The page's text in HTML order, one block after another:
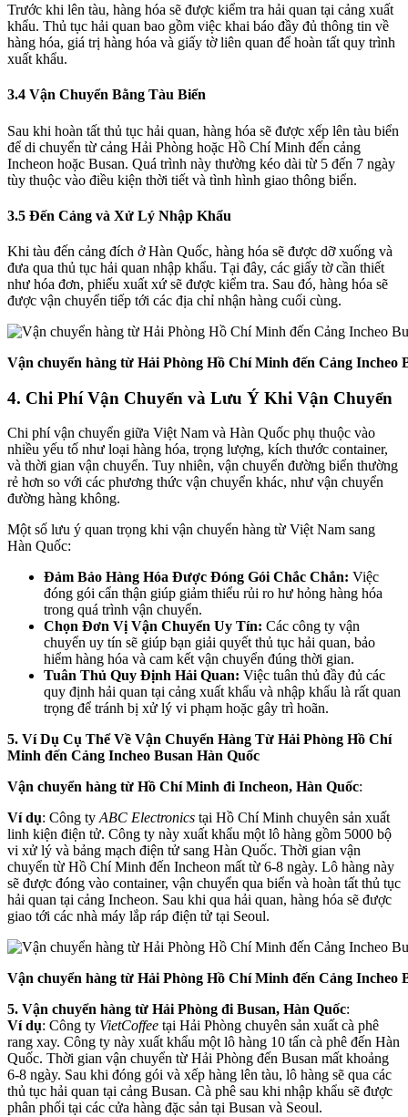
Trước khi lên tàu, hàng hóa sẽ được kiểm tra hải quan tại cảng xuất
khẩu. Thủ tục hải quan bao gồm việc khai báo đầy đủ thông tin về
hàng hóa, giá trị hàng hóa và giấy tờ liên quan để hoàn tất quy trình
xuất khẩu.
3.4 Vận Chuyển Bằng Tàu Biển
Sau khi hoàn tất thủ tục hải quan, hàng hóa sẽ được xếp lên tàu biển
để di chuyển từ cảng Hải Phòng hoặc Hồ Chí Minh đến cảng
Incheon hoặc Busan. Quá trình này thường kéo dài từ 5 đến 7 ngày
tùy thuộc vào điều kiện thời tiết và tình hình giao thông biển.
3.5 Đến Cảng và Xử Lý Nhập Khẩu
Khi tàu đến cảng đích ở Hàn Quốc, hàng hóa sẽ được dỡ xuống và
đưa qua thủ tục hải quan nhập khẩu. Tại đây, các giấy tờ cần thiết
như hóa đơn, phiếu xuất xứ sẽ được kiểm tra. Sau đó, hàng hóa sẽ
được vận chuyển tiếp tới các địa chỉ nhận hàng cuối cùng.
Vận chuyển hàng từ Hải Phòng Hồ Chí Minh đến Cảng Incheo
4. Chi Phí Vận Chuyển và Lưu Ý Khi Vận Chuyển
Chi phí vận chuyển giữa Việt Nam và Hàn Quốc phụ thuộc vào
nhiều yếu tố như loại hàng hóa, trọng lượng, kích thước container,
và thời gian vận chuyển. Tuy nhiên, vận chuyển đường biển thường
rẻ hơn so với các phương thức vận chuyển khác, như vận chuyển
đường hàng không.
Một số lưu ý quan trọng khi vận chuyển hàng từ Việt Nam sang
Hàn Quốc:
Đảm Bảo Hàng Hóa Được Đóng Gói Chắc Chắn: Việc
đóng gói cẩn thận giúp giảm thiểu rủi ro hư hỏng hàng hóa
trong quá trình vận chuyển.
Chọn Đơn Vị Vận Chuyển Uy Tín: Các công ty vận
chuyển uy tín sẽ giúp bạn giải quyết thủ tục hải quan, bảo
hiểm hàng hóa và cam kết vận chuyển đúng thời gian.
Tuân Thủ Quy Định Hải Quan: Việc tuân thủ đầy đủ các
quy định hải quan tại cảng xuất khẩu và nhập khẩu là rất quan
trọng để tránh bị xử lý vi phạm hoặc gây trì hoãn.
5. Ví Dụ Cụ Thể Về Vận Chuyển Hàng Từ Hải Phòng Hồ Chí
Minh đến Cảng Incheo Busan Hàn Quốc
Vận chuyển hàng từ Hồ Chí Minh đi Incheon, Hàn Quốc:
Ví dụ: Công tyABC Electronics tại Hồ Chí Minh chuyên sản xuất
linh kiện điện tử. Công ty này xuất khẩu một lô hàng gồm 5000 bộ
vi xử lý và bảng mạch điện tử sang Hàn Quốc. Thời gian vận
chuyển từ Hồ Chí Minh đến Incheon mất từ 6-8 ngày. Lô hàng này
sẽ được đóng vào container, vận chuyển qua biển và hoàn tất thủ tục
hải quan tại cảng Incheon. Sau khi qua hải quan, hàng hóa sẽ được
giao tới các nhà máy lắp ráp điện tử tại Seoul.
Vận chuyển hàng từ Hải Phòng Hồ Chí Minh đến Cảng Incheo
5. Vận chuyển hàng từ Hải Phòng đi Busan, Hàn Quốc:
Ví dụ: Công ty VietCoffee tại Hải Phòng chuyên sản xuất cà phê
rang xay. Công ty này xuất khẩu một lô hàng 10 tấn cà phê đến Hàn
Quốc. Thời gian vận chuyển từ Hải Phòng đến Busan mất khoảng
6-8 ngày. Sau khi đóng gói và xếp hàng lên tàu, lô hàng sẽ qua các
thủ tục hải quan tại cảng Busan. Cà phê sau khi nhập khẩu sẽ được
phân phối tại các cửa hàng đặc sản tại Busan và Seoul.